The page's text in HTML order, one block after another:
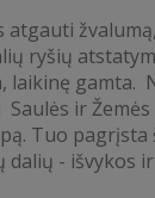
atgauti
ryšių
laikinę gamta.
Saulės ir
Tuo
dalių - išvykos